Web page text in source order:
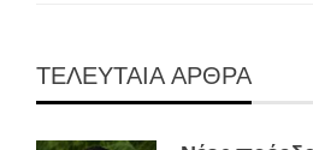
ΤΕΛΕΥΤΑΙΑ ΑΡΘΡΑ